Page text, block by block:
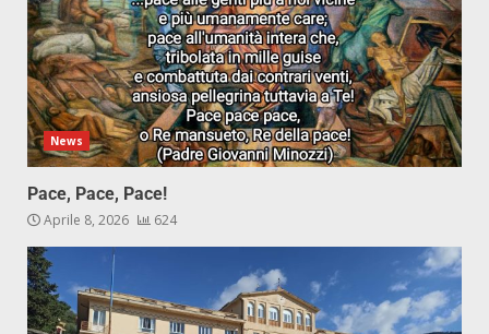
News
Pace, Pace, Pace!
Aprile 8, 2026 624